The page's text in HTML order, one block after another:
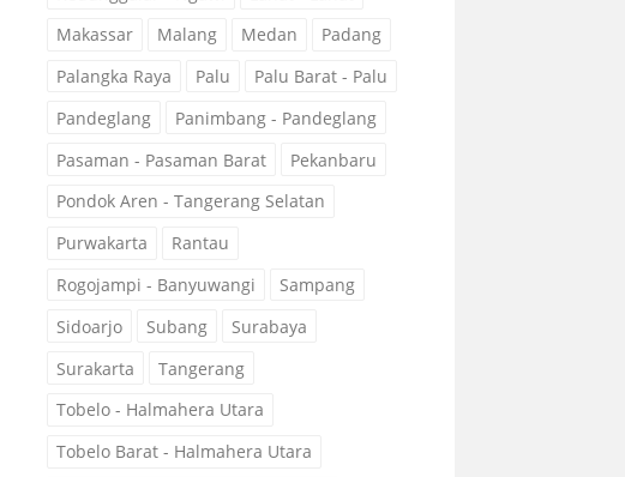
Makassar
Malang Medan
Padang
Palangka Raya
Palu
Palu Barat - Palu
Pandeglang
Panimbang - Pandeglang
Pasaman - Pasaman Barat
Pekanbaru
Pondok Aren - Tangerang Selatan
Purwakarta
Rantau
Rogojampi - Banyuwangi
Sampang
Sidoarjo
Subang
Surabaya
Surakarta
Tangerang
Tobelo - Halmahera Utara
Tobelo Barat - Halmahera Utara